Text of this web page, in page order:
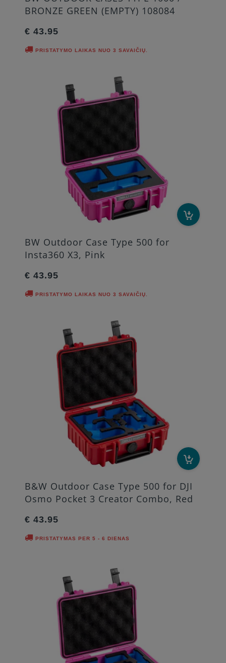
BRONZE GREEN (EMPTY) 108084
€ 43.95
PRISTATYMO LAIKAS NUO 3 SAVAIČIŲ.
BW Outdoor Case Type 500 for
Insta360 X3, Pink
€ 43.95
PRISTATYMO LAIKAS NUO 3 SAVAIČIŲ.
B&W Outdoor Case Type 500 for DJI
Osmo Pocket 3 Creator Combo, Red
€ 43.95
PRISTATYMAS PER 5 - 6 DIENAS